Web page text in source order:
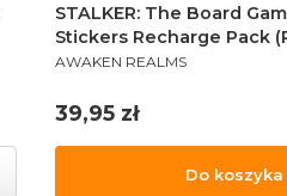
STALKER: The Board
Stickers Recharge Pack
PRODUCENT
AWAKEN REALMS
Cena
39,95 zł
Do koszyka